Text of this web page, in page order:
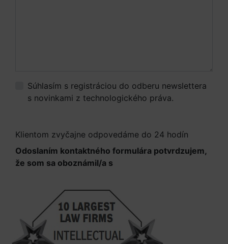
Súhlasím s registráciou do odberu newslettera
s novinkami z technologického práva.
Klientom zvyčajne odpovedáme do 24 hodín
Odoslaním kontaktného formulára potvrdzujem,
že som sa oboznámil/a s